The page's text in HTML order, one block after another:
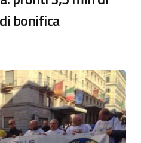
bonifica